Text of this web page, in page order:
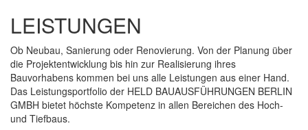
LEISTUNGEN
Ob Neubau, Sanierung oder Renovierung. Von der Planung über
die Projektentwicklung bis hin zur Realisierung ihres
Bauvorhabens kommen bei uns alle Leistungen aus einer Hand.
Das Leistungsportfolio der HELD BAUAUSFÜHRUNGEN BERLIN
GMBH bietet höchste Kompetenz in allen Bereichen des Hoch-
und Tiefbaus.